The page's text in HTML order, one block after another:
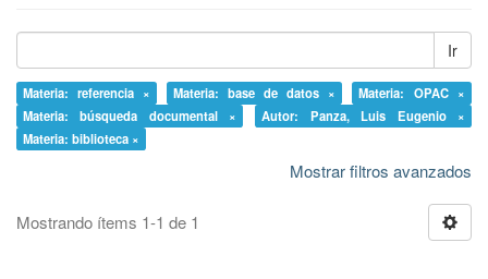
Ir
Materia: referencia × Materia: base de datos ×
Materia: OPAC ×
Materia: búsqueda documental ×
Autor: Panza, Luis Eugenio ×
Materia: biblioteca ×
Mostrar filtros avanzados
Mostrando ítems 1-1 de 1